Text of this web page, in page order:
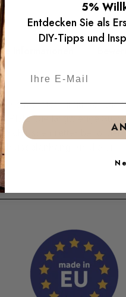
Informationen
ein echter Hingucker. Die
Platz. Die langwierige
Schlüsselbretter
, die
5%
Entdecken Sie als
DIY-Tipps und